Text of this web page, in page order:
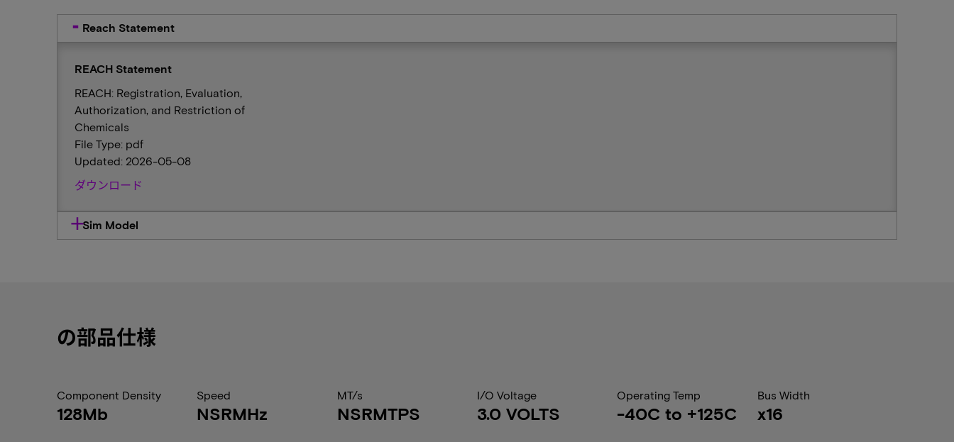
Reach Statement
REACH Statement
REACH: Registration, Evaluation,
Authorization, and Restriction of
Chemicals
File Type: pdf
Updated: 2026-05-08
ダウンロード
Sim Model
の部品仕様
Component Density
128Mb
Speed
NSRMHz
MT/s
NSRMTPS
I/O Voltage
3.0 VOLTS
Operating Temp
-40C to +125C
Bus Width
x16